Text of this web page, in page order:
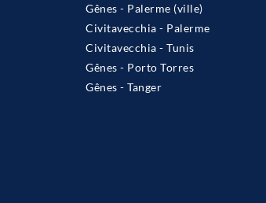
Gênes - Palerme (ville)
Civitavecchia - Palerme
Civitavecchia - Tunis
Gênes - Porto Torres
Gênes - Tanger